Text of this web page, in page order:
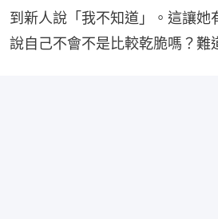
到新人說「我不知道」。這讓她
說自己不會不是比較乾脆嗎？難